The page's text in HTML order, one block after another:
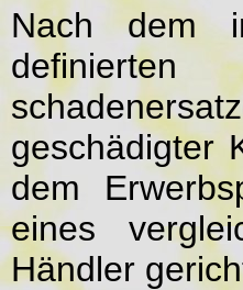
Nach dem
geschädigter
dem
eines
Händler